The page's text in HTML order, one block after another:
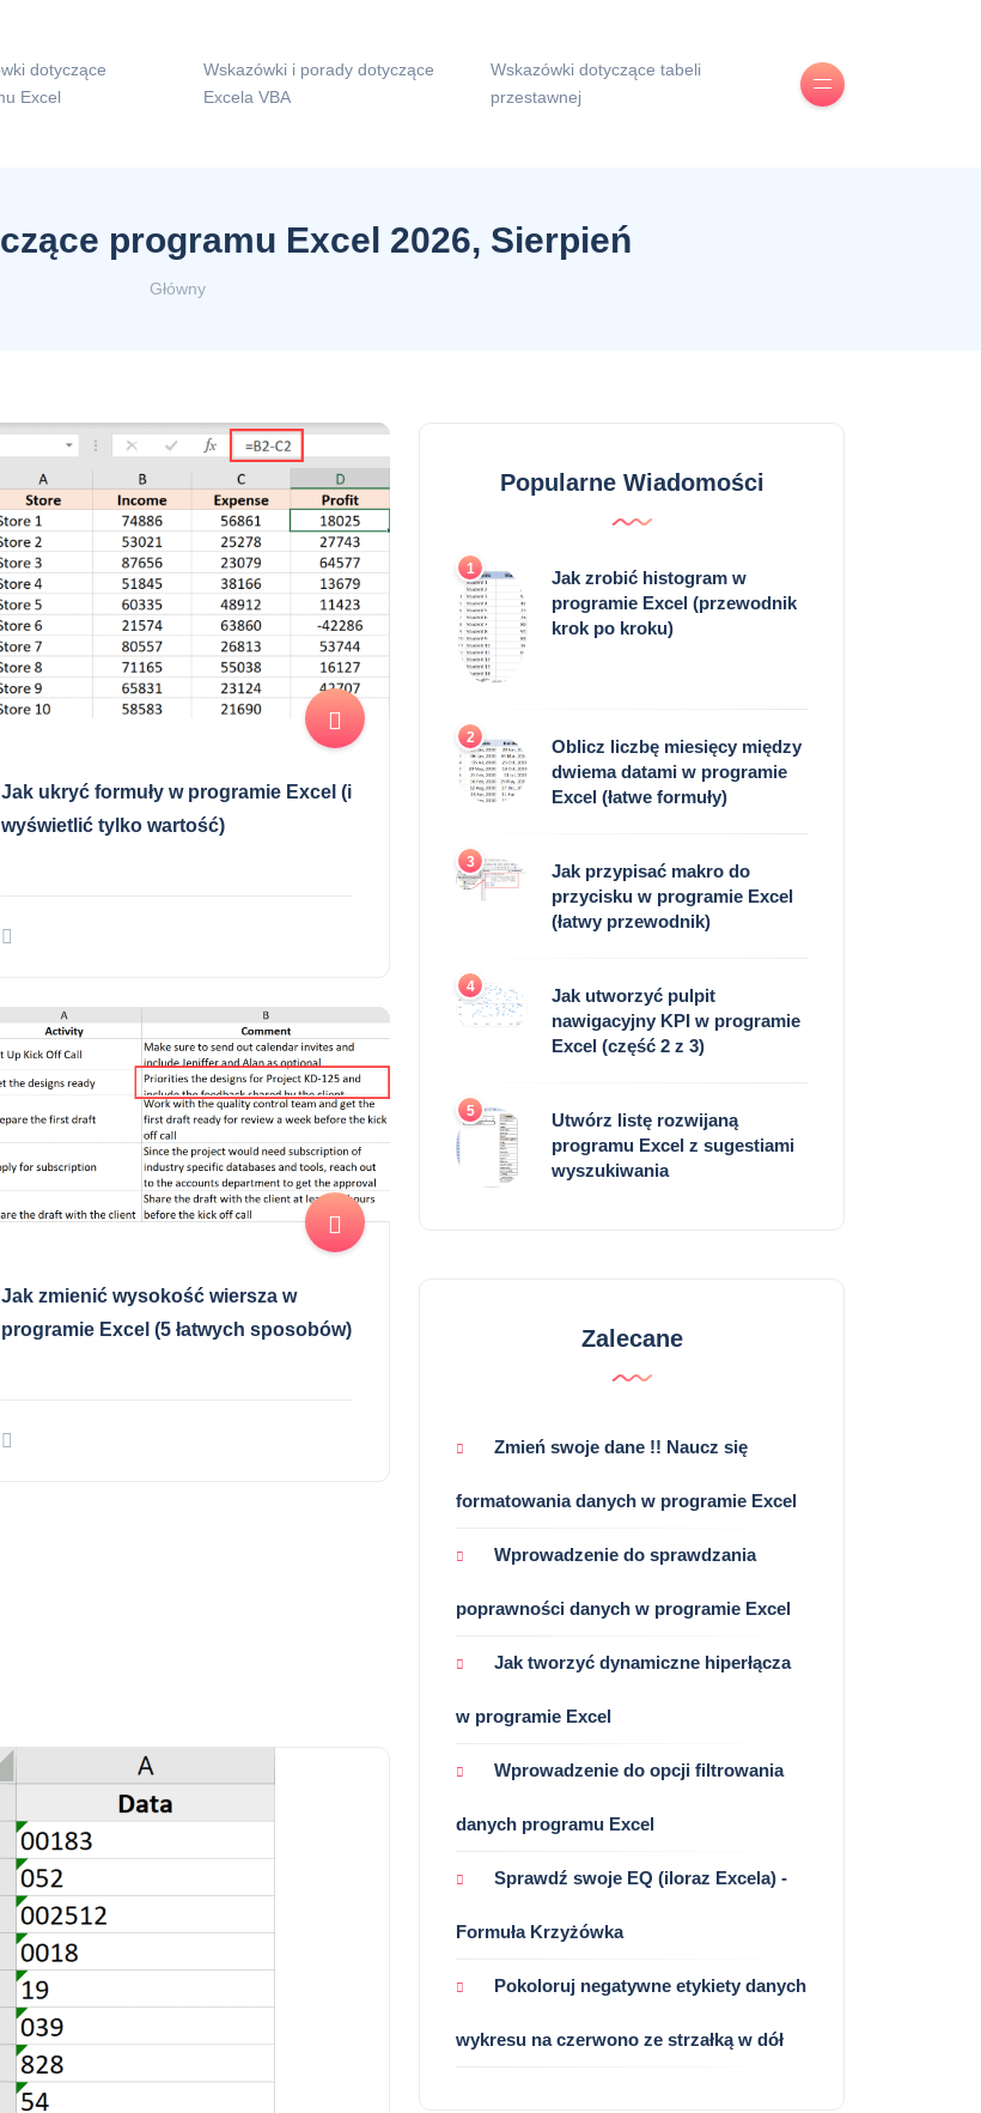
dotyczące
Excel
Wskazówki i porady dotyczące
Excela VBA
Wskazówki dotyczące tabeli
przestawnej
programu Excel 2026, Sierpień
Główny
Jak ukryć formuły w programie Excel (i
wyświetlić tylko wartość)
Jak zmienić wysokość wiersza w
programie Excel (5 łatwych sposobów)
Popularne Wiadomości
1
Jak zrobić histogram w
programie Excel (przewodnik
krok po kroku)
2
Oblicz liczbę miesięcy między
dwiema datami w programie
Excel (łatwe formuły)
3
Jak przypisać makro do
przycisku w programie Excel
(łatwy przewodnik)
4
Jak utworzyć pulpit
nawigacyjny KPI w programie
Excel (część 2 z 3)
5
Utwórz listę rozwijaną
programu Excel z sugestiami
wyszukiwania
Zalecane
Zmień swoje dane !! Naucz się
formatowania danych w programie Excel
Wprowadzenie do sprawdzania
poprawności danych w programie Excel
Jak tworzyć dynamiczne hiperłącza
w programie Excel
Wprowadzenie do opcji filtrowania
danych programu Excel
Sprawdź swoje EQ (iloraz Excela) -
Formuła Krzyżówka
Pokoloruj negatywne etykiety danych
wykresu na czerwono ze strzałką w dół